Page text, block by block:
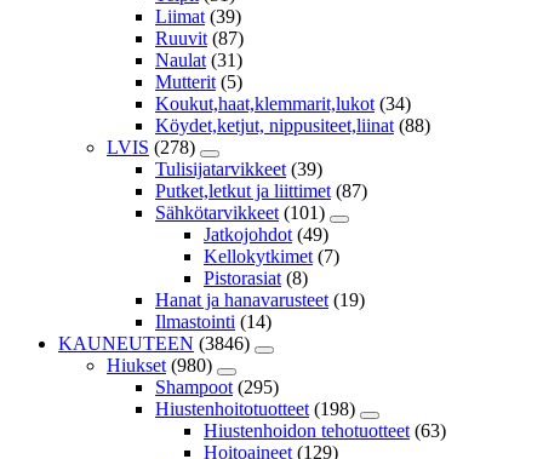
Liimat (39)
Ruuvit (87)
Naulat (31)
Mutterit (5)
Koukut,haat,klemmarit,lukot (34)
Köydet,ketjut, nippusiteet,liinat (88)
LVIS (278)
Tulisijatarvikkeet (39)
Putket,letkut ja liittimet (87)
Sähkötarvikkeet (101)
Jatkojohdot (49)
Kellokytkimet (7)
Pistorasiat (8)
Hanat ja hanavarusteet (19)
Ilmastointi (14)
KAUNEUTEEN (3846)
Hiukset (980)
Shampoot (295)
Hiustenhoitotuotteet (198)
Hiustenhoidon tehotuotteet (63)
Hoitoaineet (129)